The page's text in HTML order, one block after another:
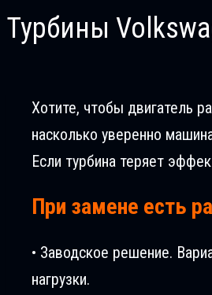
Турбины
Хотите, чтобы двигатель
насколько уверенно
Если турбина теряет
При замене есть
• Заводское решение.
нагрузки.